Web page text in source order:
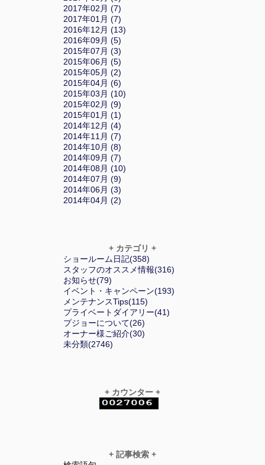
2017年02月 (7)
2017年01月 (7)
2016年12月 (13)
2016年09月 (5)
2015年07月 (3)
2015年06月 (5)
2015年05月 (2)
2015年04月 (6)
2015年03月 (10)
2015年02月 (9)
2015年01月 (1)
2014年12月 (4)
2014年11月 (7)
2014年10月 (8)
2014年09月 (7)
2014年08月 (10)
2014年07月 (9)
2014年06月 (3)
2014年04月 (2)
+ カテゴリ +
ショールーム日記(358)
スタッフのオススメ情報(316)
お知らせ(79)
イベント・キャンペーン(193)
メンテナンスTips(115)
プライベートダイアリー(41)
プジョーについて(26)
オーナー様ご紹介(30)
未分類(2746)
+ カウンター +
+ 記事検索 +